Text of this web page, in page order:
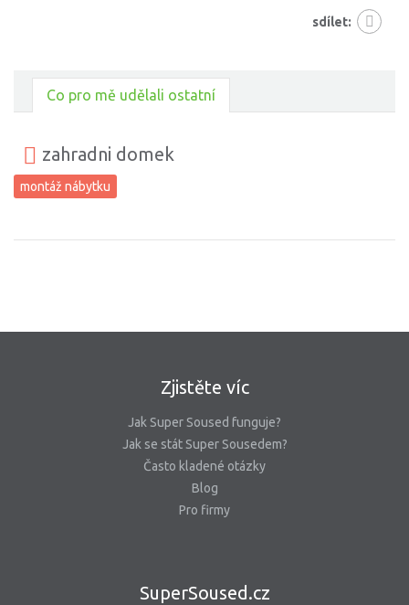
sdílet:
Co pro mě udělali ostatní
zahradni domek
montáž nábytku
Zjistěte víc
Jak Super Soused funguje?
Jak se stát Super Sousedem?
Často kladené otázky
Blog
Pro firmy
SuperSoused.cz